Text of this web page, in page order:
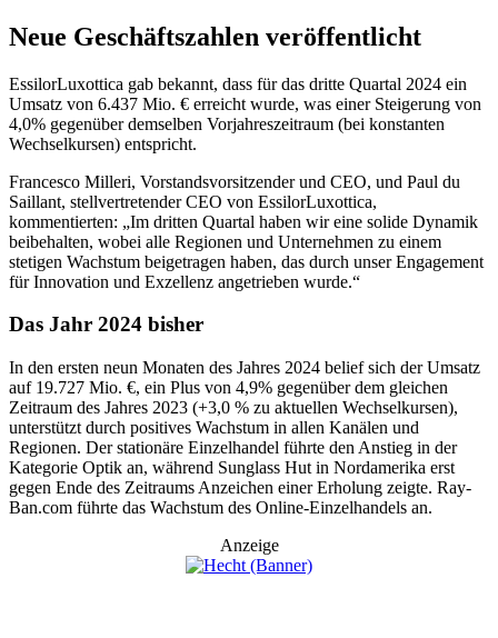
Neue Geschäftszahlen veröffentlicht
EssilorLuxottica gab bekannt, dass für das dritte Quartal 2024 ein
Umsatz von 6.437 Mio. € erreicht wurde, was einer Steigerung von
4,0% gegenüber demselben Vorjahreszeitraum (bei konstanten
Wechselkursen) entspricht.
Francesco Milleri, Vorstandsvorsitzender und CEO, und Paul du
Saillant, stellvertretender CEO von EssilorLuxottica,
kommentierten: „Im dritten Quartal haben wir eine solide Dynamik
beibehalten, wobei alle Regionen und Unternehmen zu einem
stetigen Wachstum beigetragen haben, das durch unser Engagement
für Innovation und Exzellenz angetrieben wurde.“
Das Jahr 2024 bisher
In den ersten neun Monaten des Jahres 2024 belief sich der Umsatz
auf 19.727 Mio. €, ein Plus von 4,9% gegenüber dem gleichen
Zeitraum des Jahres 2023 (+3,0 % zu aktuellen Wechselkursen),
unterstützt durch positives Wachstum in allen Kanälen und
Regionen. Der stationäre Einzelhandel führte den Anstieg in der
Kategorie Optik an, während Sunglass Hut in Nordamerika erst
gegen Ende des Zeitraums Anzeichen einer Erholung zeigte. Ray-
Ban.com führte das Wachstum des Online-Einzelhandels an.
Anzeige